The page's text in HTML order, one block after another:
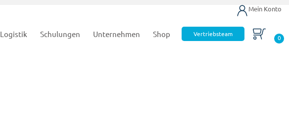
Mein Konto
Logistik Schulungen Unternehmen Shop Vertriebsteam
0